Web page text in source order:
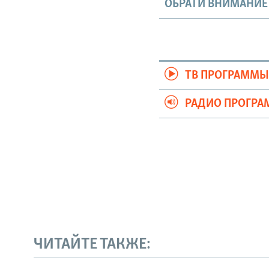
ОБРАТИ ВНИМАНИЕ
ТВ ПРОГРАММЫ
РАДИО
ЧИТАЙТЕ ТАКЖЕ: